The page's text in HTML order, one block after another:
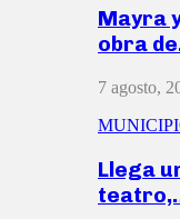
Mayra
obra
7 agosto,
Llega